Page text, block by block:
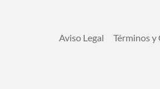
Aviso Legal
Términos y